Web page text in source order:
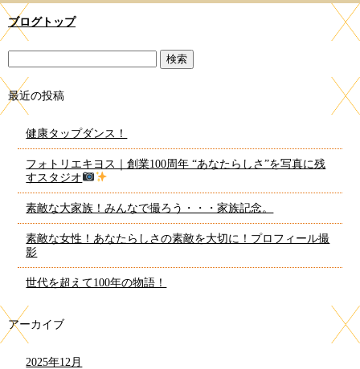
ブログトップ
最近の投稿
健康タップダンス！
フォトリエキヨス｜創業100周年 “あなたらしさ”を写真に残
すスタジオ
素敵な大家族！みんなで撮ろう・・・家族記念。
素敵な女性！あなたらしさの素敵を大切に！プロフィール撮
影
世代を超えて100年の物語！
アーカイブ
2025年12月